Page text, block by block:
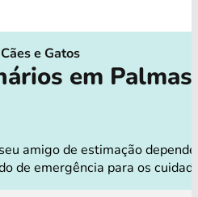
e Gatos
em Palmas
amigo de estimação
de emergência para os